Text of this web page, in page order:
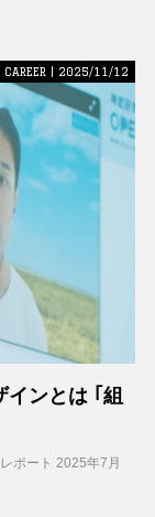
CAREER | 2025/11/12
ンとは ｢組
ポート 2025年7月